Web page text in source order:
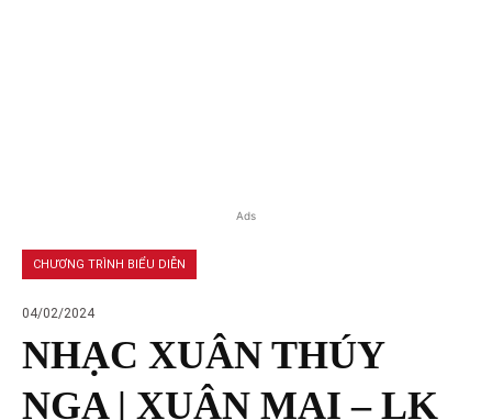
Ads
CHƯƠNG TRÌNH BIỂU DIỄN
04/02/2024
NHẠC XUÂN THÚY
NGA | XUÂN MAI – LK